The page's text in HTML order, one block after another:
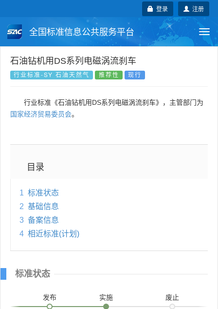
注册
登录
全国标准信息公共服务平台
国家标准 行业标准
国外标准 技术委员会
石油钻机用DS系列电磁涡流刹车
行业标准-SY 石油天然气 推荐性 现行
行业标准《石油钻机用DS系列电磁涡流刹车》，主管部门为
国家经济贸易委员会。
目录
1 标准状态
2 基础信息
3 备案信息
4 相近标准(计划)
标准状态
发布 实施 废止